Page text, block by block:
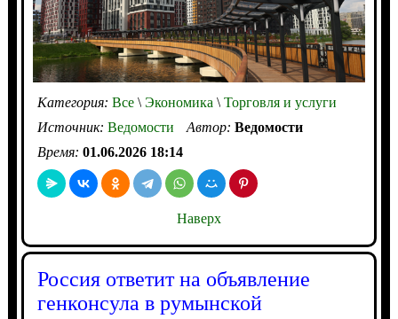
Категория: Все\Экономика \Торговля и услуги
Источник: Ведомости Автор: Ведомости
Время: 01.06.2026 18:14
Наверх
Россия ответит на объявление
генконсула в румынской